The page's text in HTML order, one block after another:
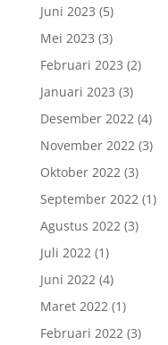
Juni 2023 (5)
Mei 2023 (3)
Februari 2023 (2)
Januari 2023 (3)
Desember 2022(4)
November 2022(3)
Oktober 2022(3)
September 2022(1)
Agustus 2022(3)
Juli 2022(1)
Juni 2022(4)
Maret 2022(1)
Februari 2022(3)